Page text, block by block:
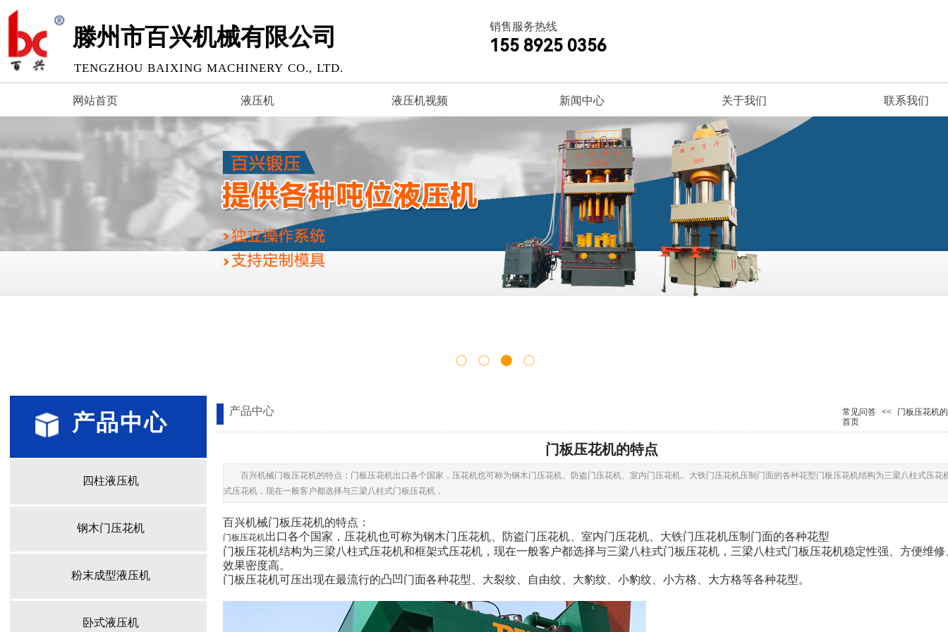
销售服务热线
155 8925 0356
滕州市百兴机械有限公司
TENGZHOU BAIXING MACHINERY CO., LTD.
网站首页 液压机 液压机视频 新闻中心 关于我们 联系我们
产品中心
产品中心 常见问答 <<
门板压花机
首页
产品中心
门板压花机的特点
百兴机械门板压花机的特点：门板压花机出口各个国家，压花机也可称为钢木门压花机、防盗门压花机、室内门压花机、大铁门压花机压制门面的各种花型门板压花机结构为三梁八柱式压花
式压花机，现在一般客户都选择与三梁八柱式门板压花机，
百兴机械门板压花机的特点：
门板压花机出口各个国家，压花机也可称为钢木门压花机、防盗门压花机、室内门压花机、大铁门压花机压制门面的各种花型
门板压花机结构为三梁八柱式压花机和框架式压花机，现在一般客户都选择与三梁八柱式门板压花机， 三梁八柱式门板压花机稳定性强、方便维修
效果密度高。
门板压花机可压出现在最流行的凸凹门面各种花型、大裂纹、自由纹、大豹纹、小豹纹、小方格、大方格等各种花型。
四柱液压机
钢木门压花机
粉末成型液压机
卧式液压机